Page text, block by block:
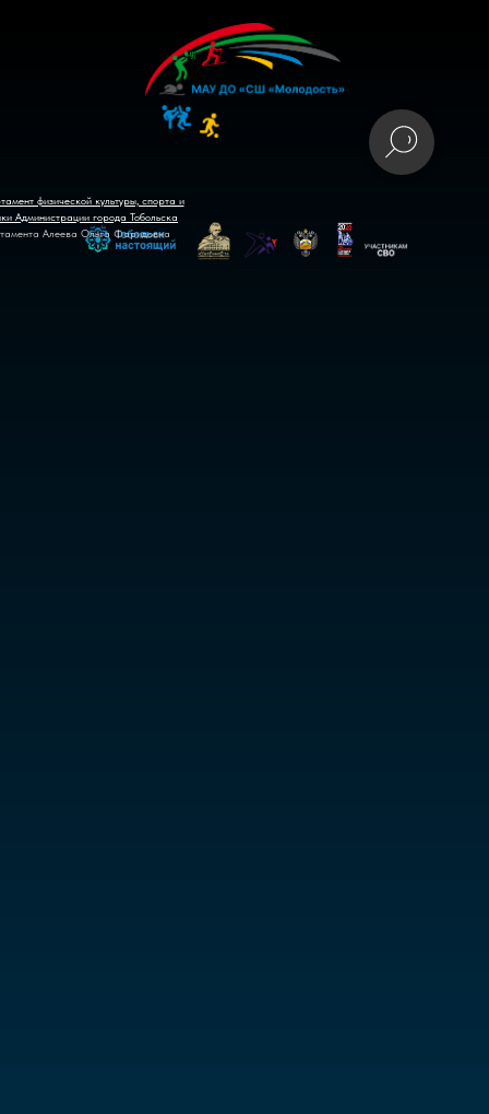
физической культуры, спорта и
Администрации города Тобольска
Алеева Ольга Фаридовна